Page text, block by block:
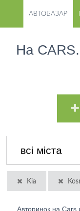
АВТОБАЗАР
На
Kia
Авторинок на